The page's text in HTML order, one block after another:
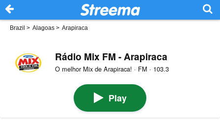
Brazil > Alagoas > Arapiraca
Rádio Mix FM - Arapiraca
O melhor Mix de Arapiraca! · FM · 103.3
Play